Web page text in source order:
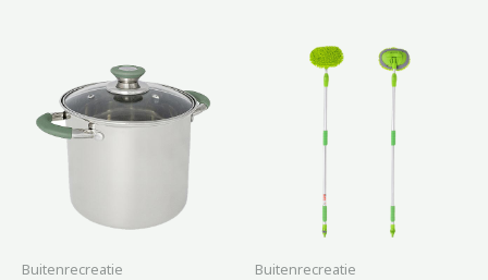
Buitenrecreatie Buitenrecreatie